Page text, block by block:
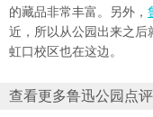
的藏品非常丰富。另外，
近，所以从公园出来之后
虹口校区也在这边。
查看更多鲁迅公园点